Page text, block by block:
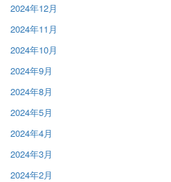
2024年12月
2024年11月
2024年10月
2024年9月
2024年8月
2024年5月
2024年4月
2024年3月
2024年2月